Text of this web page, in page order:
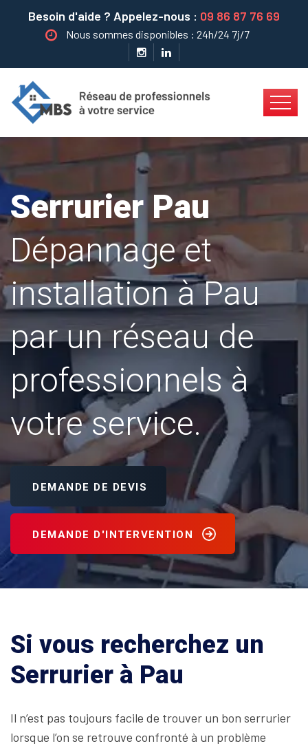
Besoin d'aide ? Appelez-nous : 09 86 87 76 69
Nous sommes disponibles : 24h/24 7j/7
Serrurier Pau
Dépannage et
installation à Pau
par un réseau de
professionnels à
votre service.
DEMANDE DE DEVIS
DEMANDE D'INTERVENTION
Si vous recherchez un
Serrurier à Pau
Il n’est pas toujours facile de trouver un bon serrurier
lorsque l’on se retrouve confronté à un problème